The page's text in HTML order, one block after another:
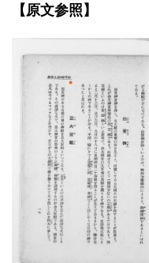
【原文参照】